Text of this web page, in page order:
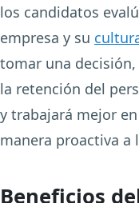
los candidatos
empresa y su
tomar una
la retención del
y trabajará mejor
manera proactiva a
Beneficios